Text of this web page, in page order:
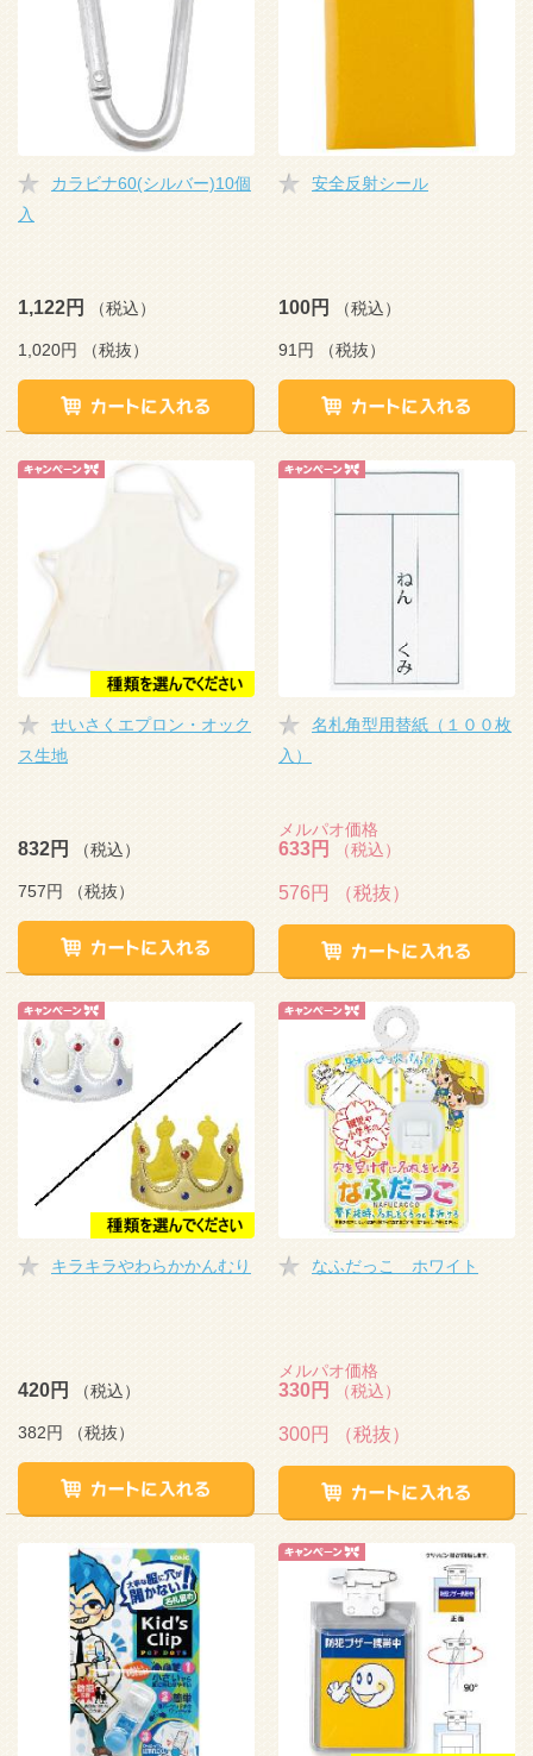
カラビナ60(シルバー)10個
入
1,122円 （税込）
1,020円 （税抜）
安全反射シール
100円 （税込）
91円 （税抜）
せいさくエプロン・オック
ス生地
832円 （税込）
757円 （税抜）
名札角型用替紙（１００枚
入）
メルパオ価格
633円 （税込）
576円 （税抜）
キラキラやわらかかんむり
420円 （税込）
382円 （税抜）
なふだっこ ホワイト
メルパオ価格
330円 （税込）
300円 （税抜）